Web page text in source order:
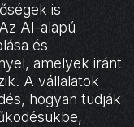
is
AI-alapú
és
amelyek iránt
A vállalatok
hogyan tudják